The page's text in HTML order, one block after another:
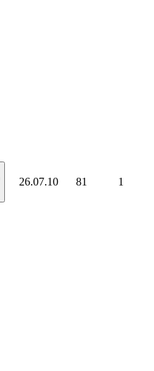
26.07.10 81 1